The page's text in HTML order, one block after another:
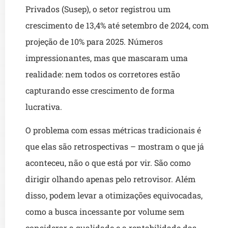
Privados (Susep), o setor registrou um
crescimento de 13,4% até setembro de 2024, com
projeção de 10% para 2025. Números
impressionantes, mas que mascaram uma
realidade: nem todos os corretores estão
capturando esse crescimento de forma
lucrativa.
O problema com essas métricas tradicionais é
que elas são retrospectivas – mostram o que já
aconteceu, não o que está por vir. São como
dirigir olhando apenas pelo retrovisor. Além
disso, podem levar a otimizações equivocadas,
como a busca incessante por volume sem